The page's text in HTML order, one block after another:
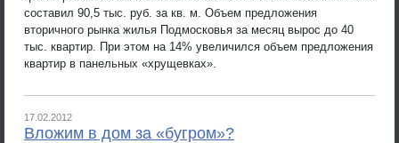
составил 90,5 тыс. руб. за кв. м. Объем предложения
вторичного рынка жилья Подмосковья за месяц вырос до 40
тыс. квартир. При этом на 14% увеличился объем предложения
квартир в панельных «хрущевках».
17.02.2012
Вложим в дом за «бугром»?